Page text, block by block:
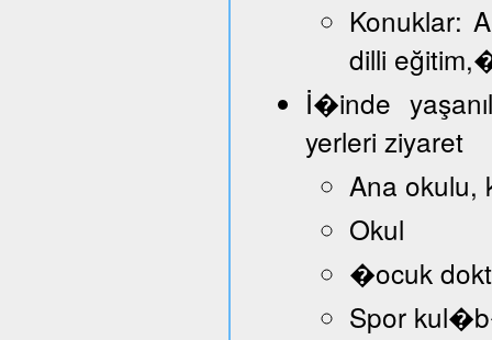
Konuklar:
dilli
İ�inde
yerleri ziyaret
Ana okulu,
Okul
�ocuk
Spor